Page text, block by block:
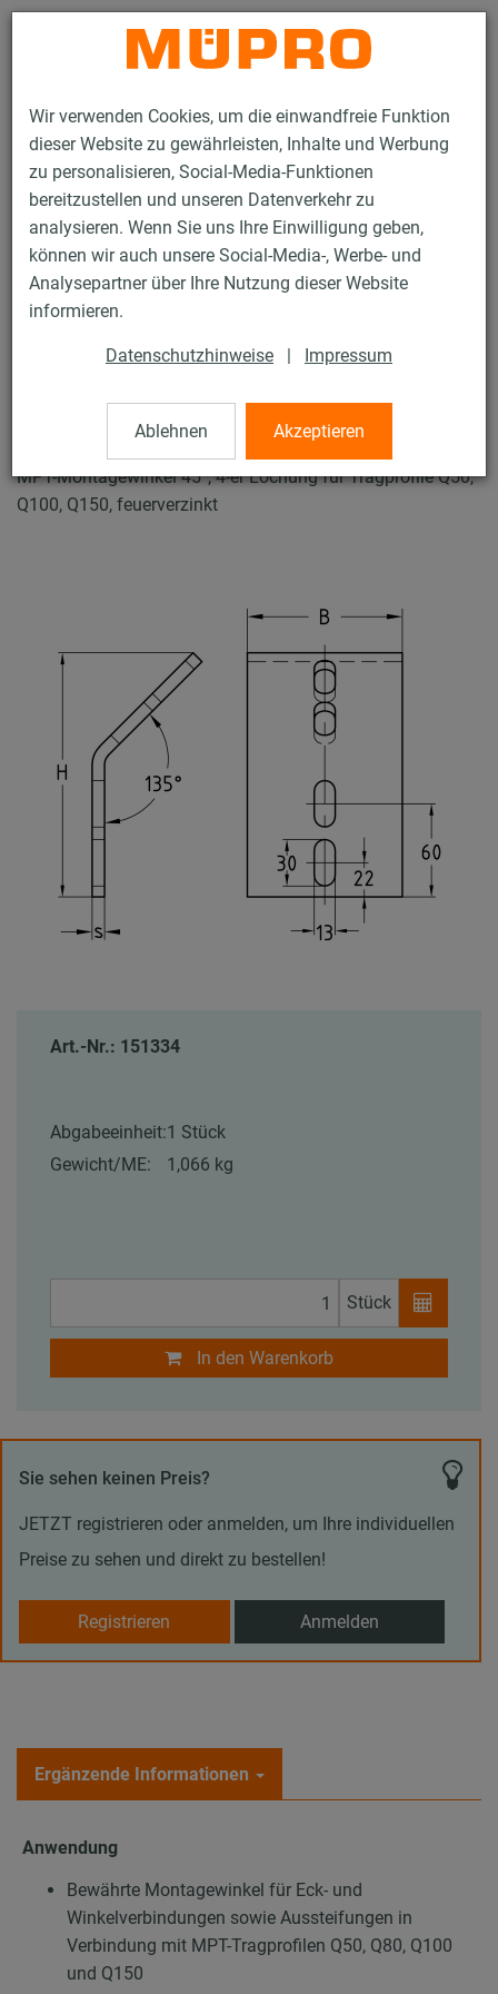
Wir verwenden Cookies, um die einwandfreie Funktion
dieser Website zu gewährleisten, Inhalte und Werbung
zu personalisieren, Social-Media-Funktionen
bereitzustellen und unseren Datenverkehr zu
analysieren. Wenn Sie uns Ihre Einwilligung geben,
können wir auch unsere Social-Media-, Werbe- und
Analysepartner über Ihre Nutzung dieser Website
informieren.
Datenschutzhinweise | Impressum
Ablehnen Akzeptieren
Kontakt
Produkte Befestigungstechnik
Lüftungsbefestigung
Feuerverzinkte Produkte für die Lüftungsbefestigung
MPT-Montagewinkel 45°
MPT-Montagewinkel 45°
MPT-Montagewinkel 45°, 4-er Lochung für Tragprofile Q50,
Q100, Q150, feuerverzinkt
Art.-Nr.: 151334
Abgabeeinheit:1 Stück
Gewicht/ME:
1,066 kg
Stück
In den Warenkorb
Sie sehen keinen Preis?
JETZT registrieren oder anmelden, um Ihre individuellen
Preise zu sehen und direkt zu bestellen!
Registrieren Anmelden
Ergänzende Informationen
Anwendung
Bewährte Montagewinkel für Eck- und
Winkelverbindungen sowie Aussteifungen in
Verbindung mit MPT-Tragprofilen Q50, Q80, Q100
und Q150